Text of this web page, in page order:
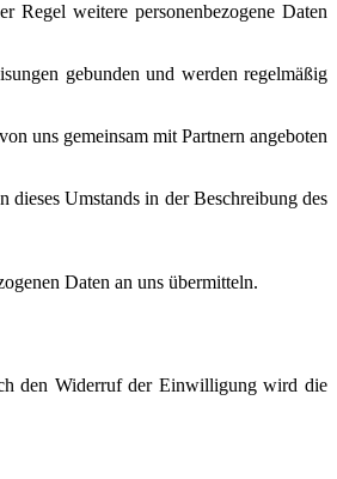
Regel weitere personenbezogene Daten
gebunden und werden regelmäßig
uns gemeinsam mit Partnern angeboten
Umstands in der Beschreibung des
Daten an uns übermitteln.
den Widerruf der Einwilligung wird die